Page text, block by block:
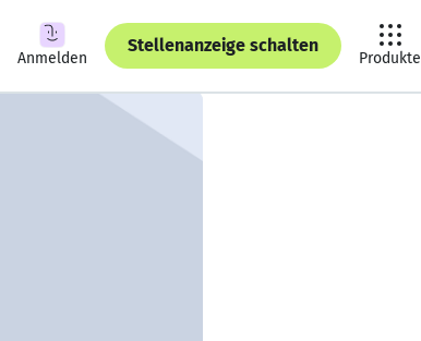
Anmelden
Stellenanzeige schalten
Produkte